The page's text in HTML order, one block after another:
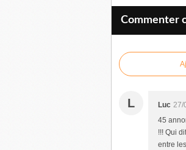
Commenter
L Luc 27/
45
!!! Qui
entre